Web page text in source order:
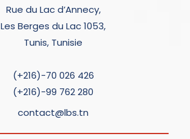
Rue du Lac d’Annecy,
Les Berges du Lac 1053,
Tunis, Tunisie
(+216)-70 026 426
(+216)-99 762 280
contact@lbs.tn